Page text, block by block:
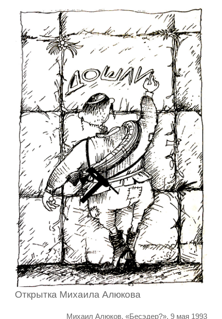
Открытка Михаила Алюкова
Михаил Алюков, «Бесэдер?», 9 мая 1993